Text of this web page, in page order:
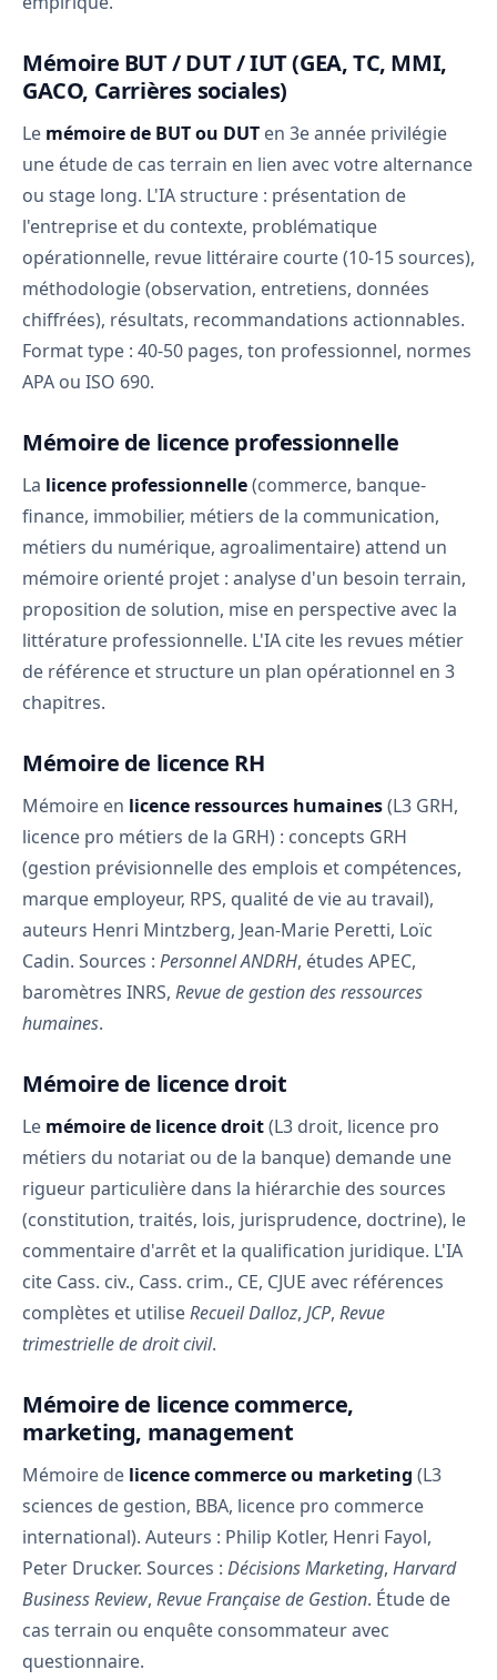
Mémoire BUT / DUT / IUT (GEA, TC, MMI,
GACO, Carrières sociales)
Le mémoire de BUT ou DUT en 3e année privilégie
une étude de cas terrain en lien avec votre alternance
ou stage long. L'IA structure : présentation de
l'entreprise et du contexte, problématique
opérationnelle, revue littéraire courte (10-15 sources),
méthodologie (observation, entretiens, données
chiffrées), résultats, recommandations actionnables.
Format type : 40-50 pages, ton professionnel, normes
APA ou ISO 690.
Mémoire de licence professionnelle
La licence professionnelle(commerce, banque-
finance, immobilier, métiers de la communication,
métiers du numérique, agroalimentaire) attend un
mémoire orienté projet : analyse d'un besoin terrain,
proposition de solution, mise en perspective avec la
littérature professionnelle. L'IA cite les revues métier
de référence et structure un plan opérationnel en 3
chapitres.
Mémoire de licence RH
Mémoire en licence ressources humaines(L3 GRH,
licence pro métiers de la GRH) : concepts GRH
(gestion prévisionnelle des emplois et compétences,
marque employeur, RPS, qualité de vie au travail),
auteurs Henri Mintzberg, Jean-Marie Peretti, Loïc
Cadin. Sources : Personnel ANDRH, études APEC,
baromètres INRS, Revue de gestion des ressources
humaines.
Mémoire de licence droit
Le mémoire de licence droit(L3 droit, licence pro
métiers du notariat ou de la banque) demande une
rigueur particulière dans la hiérarchie des sources
(constitution, traités, lois, jurisprudence, doctrine), le
commentaire d'arrêt et la qualification juridique. L'IA
cite Cass. civ., Cass. crim., CE, CJUE avec références
complètes et utiliseRecueil Dalloz, JCP, Revue
trimestrielle de droit civil.
Mémoire de licence commerce,
marketing, management
Mémoire de licence commerce ou marketing (L3
sciences de gestion, BBA, licence pro commerce
international). Auteurs : Philip Kotler, Henri Fayol,
Peter Drucker. Sources : Décisions Marketing, Harvard
Business Review, Revue Française de Gestion. Étude de
cas terrain ou enquête consommateur avec
questionnaire.